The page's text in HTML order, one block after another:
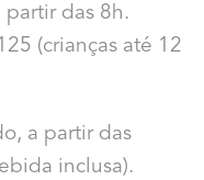
das 8h.
(crianças até 12
a partir das
inclusa).